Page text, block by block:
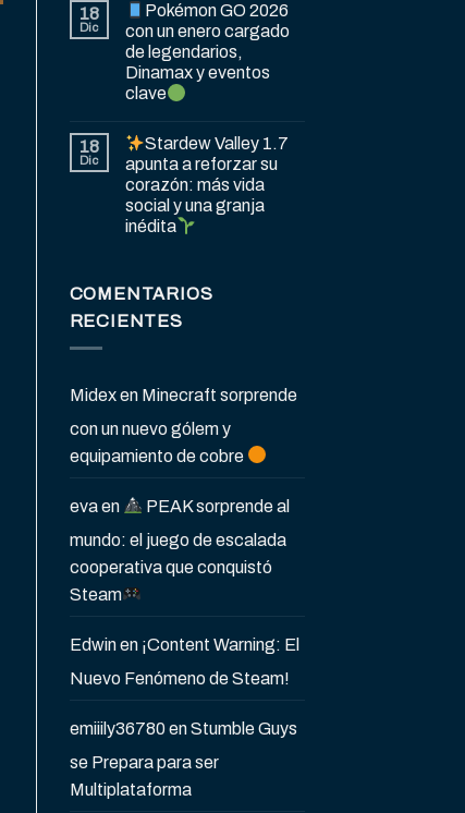
18
Dic
Pokémon GO 2026
con un enero cargado
de legendarios,
Dinamax y eventos
clave
18
Dic
Stardew Valley 1.7
apunta a reforzar su
corazón: más vida
social y una granja
inédita
COMENTARIOS
RECIENTES
Midexen Minecraft sorprende
con un nuevo gólem y
equipamiento de cobre
evaen
PEAK sorprende al
mundo: el juego de escalada
cooperativa que conquistó
Steam
Edwinen ¡Content Warning: El
Nuevo Fenómeno de Steam!
emiiily36780enStumble Guys
se Prepara para ser
Multiplataforma